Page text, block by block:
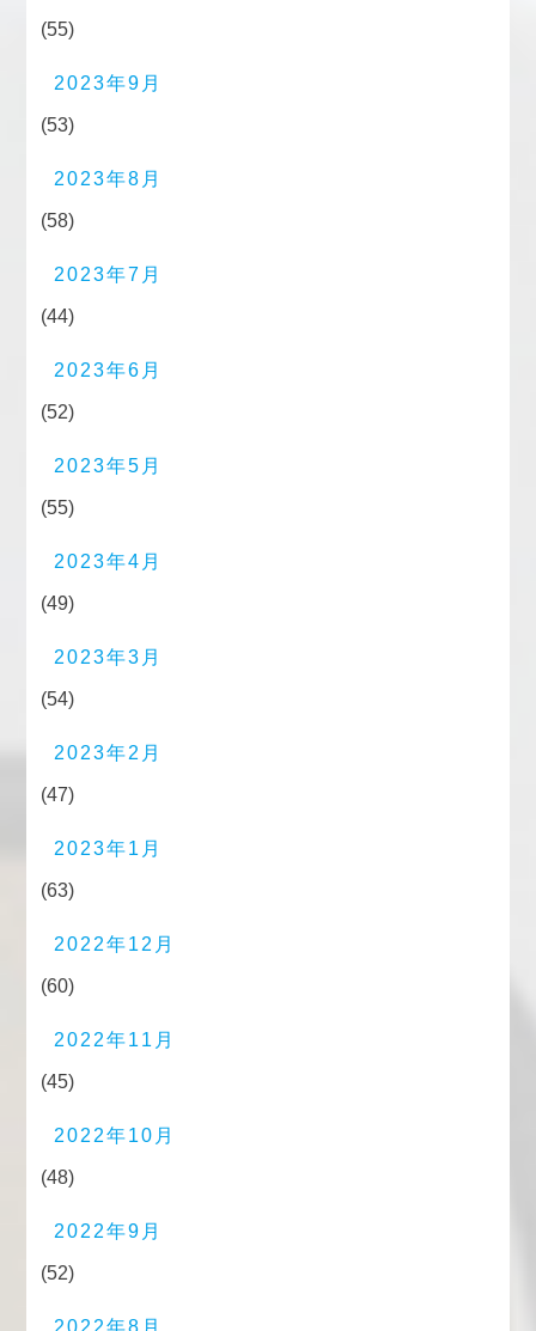
(55)
2023年9月
(53)
2023年8月
(58)
2023年7月
(44)
2023年6月
(52)
2023年5月
(55)
2023年4月
(49)
2023年3月
(54)
2023年2月
(47)
2023年1月
(63)
2022年12月
(60)
2022年11月
(45)
2022年10月
(48)
2022年9月
(52)
2022年8月